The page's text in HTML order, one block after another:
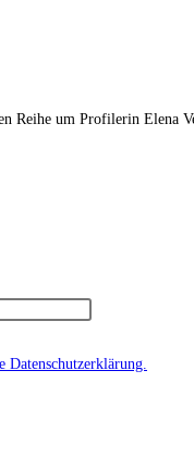
Reihe um Profilerin Elena
Datenschutzerklärung.